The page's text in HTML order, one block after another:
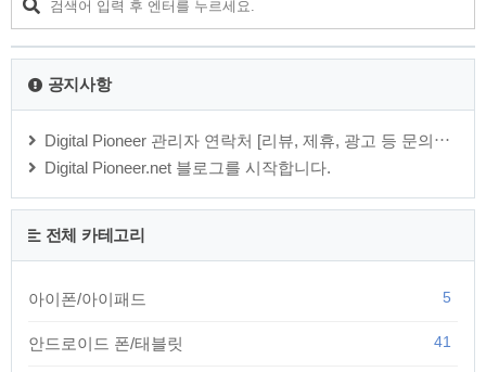
공지사항
Digital Pioneer 관리자 연락처 [리뷰, 제휴, 광고 등 문의⋯
Digital Pioneer.net 블로그를 시작합니다.
전체 카테고리
아이폰/아이패드 5
안드로이드 폰/태블릿 41